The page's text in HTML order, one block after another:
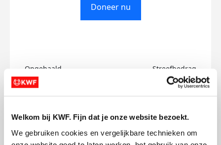
Welkom bij KWF. Fijn dat je onze website bezoekt.
We gebruiken cookies en vergelijkbare technieken om
Doneer nu
Opgehaald
€0
Streefbedrag
€750
Danté's badges